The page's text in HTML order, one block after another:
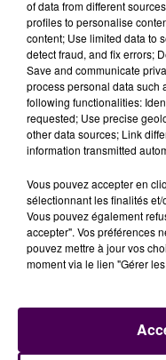
finition"GT"fait monter
prix, il faut déduire le
voire entre 2 500 et 5
envoie à la casse un
prend tout en
e208 coûtera en
essence.
of data from different
profiles to personalise
content; Use limited data to
detect fraud, and fix errors;
Save and communicate
process personal data such
following functionalities:
requested; Use precise
other data sources; Link
information transmitted
Vous pouvez accepter en
sélectionnant les finalités
Vous pouvez également
accepter". Vos préférences
pouvez mettre à jour vos
moment via le lien "Gérer